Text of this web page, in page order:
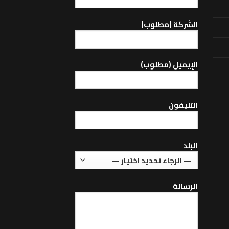
الشركة (مطلوب)
اﻹيميل (مطلوب)
التليفون
البلد
الرسالة